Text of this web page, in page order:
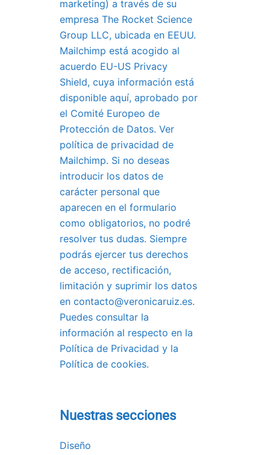
marketing) a través de su
empresa The Rocket Science
Group LLC, ubicada en EEUU.
Mailchimp está acogido al
acuerdo EU-US Privacy
Shield, cuya información está
disponible aquí, aprobado por
el Comité Europeo de
Protección de Datos. Ver
política de privacidad de
Mailchimp. Si no deseas
introducir los datos de
carácter personal que
aparecen en el formulario
como obligatorios, no podré
resolver tus dudas. Siempre
podrás ejercer tus derechos
de acceso, rectificación,
limitación y suprimir los datos
en contacto@veronicaruiz.es.
Puedes consultar la
información al respecto en la
Política de Privacidad y la
Política de cookies.
Nuestras secciones
Diseño